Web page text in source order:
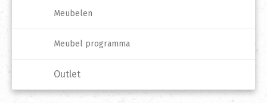
Meubelen
Meubel programma
Outlet